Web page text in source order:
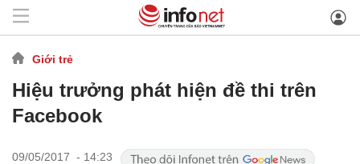
Giới trẻ
Hiệu trưởng phát hiện đề thi trên
Facebook
09/05/2017 - 14:23